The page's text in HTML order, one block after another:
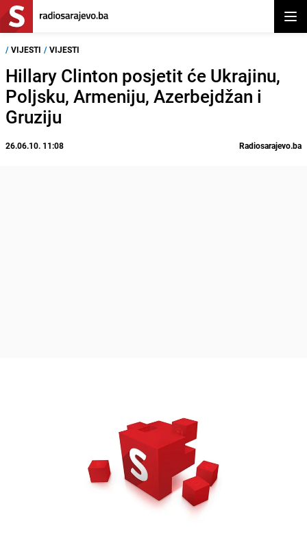
/ VIJESTI / VIJESTI
Hillary Clinton posjetit će Ukrajinu,
Poljsku, Armeniju, Azerbejdžan i
Gruziju
26.06.10. 11:08 Radiosarajevo.ba